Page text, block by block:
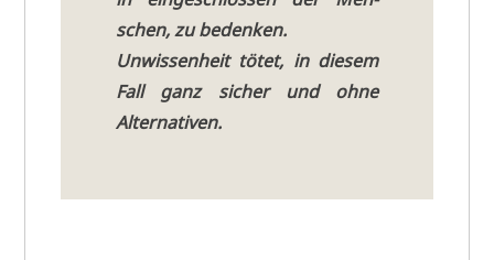
schen, zu bedenken.
Unwis­sen­heit tötet, in die­sem
Fall ganz sicher und ohne
Alternativen.